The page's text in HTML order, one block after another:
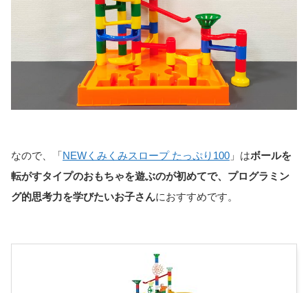
なので、「NEWくみくみスロープ たっぷり100 」はボールを
転がすタイプのおもちゃを遊ぶのが初めてで、プログラミン
グ的思考力を学びたいお子さんにおすすめです。